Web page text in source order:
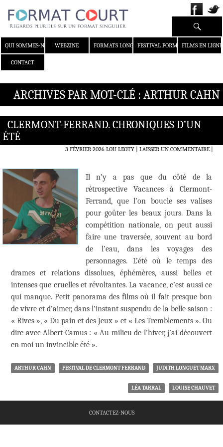
QUI SOMMES-NOUS ?WEBZINE FORMATS LONGS FESTIVAL FORMAT COURT
FILMS EN LIGNE
CONTACT
Recherche
ARCHIVES PAR MOT-CLÉ : ARTHUR CAHN
CLERMONT-FERRAND. CHRONIQUES D’UN
ÉTÉ
3 FÉVRIER 2026 LOU LEOTY LAISSER UN COMMENTAIRE|
Il n’y a pas que du côté de la
rétrospective Vacances à Clermont-
Ferrand, que l’on boucle ses valises
pour goûter les beaux jours. Dans la
compétition nationale, on peut aussi
faire une traversée, souvent au bord
de l’eau, dans les voyages des
personnages. L’été où le temps des
drames et relations dissolues, éphémères, aussi belles et
intenses que cruelles et révoltantes. La vacance, c’est aussi ce
qui manque. Petit panorama des films où il fait presque bon
de vivre et d’aimer, dans l’instant suspendu de la belle saison :
« Rives », « Du pain et des Jeux » et « Les Tremblements ». Ou
dire avec Albert Camus : « Au milieu de l’hiver, j’ai découvert
en moi un invincible été ».
ARTHUR CAHN FESTIVAL DE CLERMONT-FERRAND JUDITH LONGUET-MARX
LÉA TARRAL LOUISE CHAUVET
CONTACTEZ-NOUS